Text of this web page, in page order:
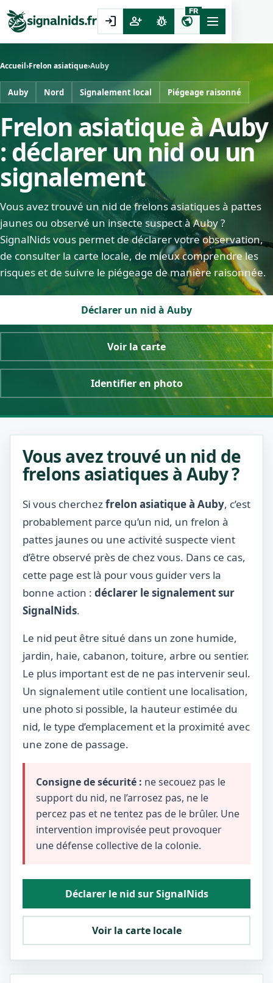
login person_add pest_control public
FR
Accueil›Frelon asiatique›Auby
Auby Nord Signalement local Piégeage raisonné
Frelon asiatique à Auby
: déclarer un nid ou un
signalement
Vous avez trouvé un nid de frelons asiatiques à pattes
jaunes ou observé un insecte suspect à Auby ?
SignalNids vous permet de déclarer votre observation,
de consulter la carte locale, de mieux comprendre les
risques et de suivre le piégeage de manière raisonnée.
Déclarer un nid à Auby
Voir la carte
Identifier en photo
Vous avez trouvé un nid de
frelons asiatiques à Auby ?
Si vous cherchezfrelon asiatique à Auby, c’est
probablement parce qu’un nid, un frelon à
pattes jaunes ou une activité suspecte vient
d’être observé près de chez vous. Dans ce cas,
cette page est là pour vous guider vers la
bonne action : déclarer le signalement sur
SignalNids.
Le nid peut être situé dans un zone humide,
jardin, haie, cabanon, toiture, arbre ou sentier.
Le plus important est de ne pas intervenir seul.
Un signalement utile contient une localisation,
une photo si possible, la hauteur estimée du
nid, le type d’emplacement et la proximité avec
une zone de passage.
Consigne de sécurité : ne secouez pas le
support du nid, ne l’arrosez pas, ne le
percez pas et ne tentez pas de le brûler. Une
intervention improvisée peut provoquer
une défense collective de la colonie.
Déclarer le nid sur SignalNids
Voir la carte locale